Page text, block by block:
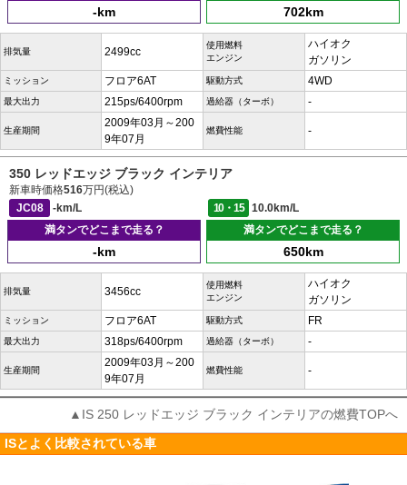
-km 702km
排気量 2499cc
使用燃料
エンジン
ハイオク
ガソリン
ミッション フロア6AT 駆動方式 4WD
最大出力 215ps/6400rpm 過給器（ターボ） -
生産期間
2009年03月～200
9年07月
燃費性能 -
350 レッドエッジ ブラック インテリア
新車時価格516万円(税込)
JC08
-km/L 10・15
10.0km/L
満タンでどこまで走る？
-km
満タンでどこまで走る？
650km
排気量 3456cc
使用燃料
エンジン
ハイオク
ガソリン
ミッション フロア6AT 駆動方式 FR
最大出力 318ps/6400rpm 過給器（ターボ） -
生産期間
2009年03月～200
9年07月
燃費性能 -
▲IS 250 レッドエッジ ブラック インテリアの燃費TOPへ
ISとよく比較されている車